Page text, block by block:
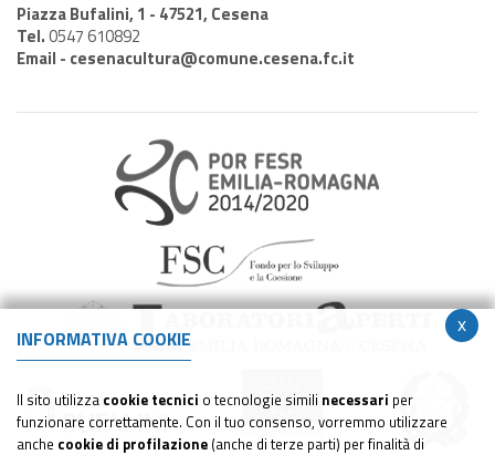
Piazza Bufalini, 1 - 47521, Cesena
Tel.0547 610892
Email - cesenacultura@comune.cesena.fc.it
x
INFORMATIVA COOKIE
Il sito utilizza cookie tecnici o tecnologie simili necessari per
funzionare correttamente. Con il tuo consenso, vorremmo utilizzare
anche cookie di profilazione (anche di terze parti) per finalità di